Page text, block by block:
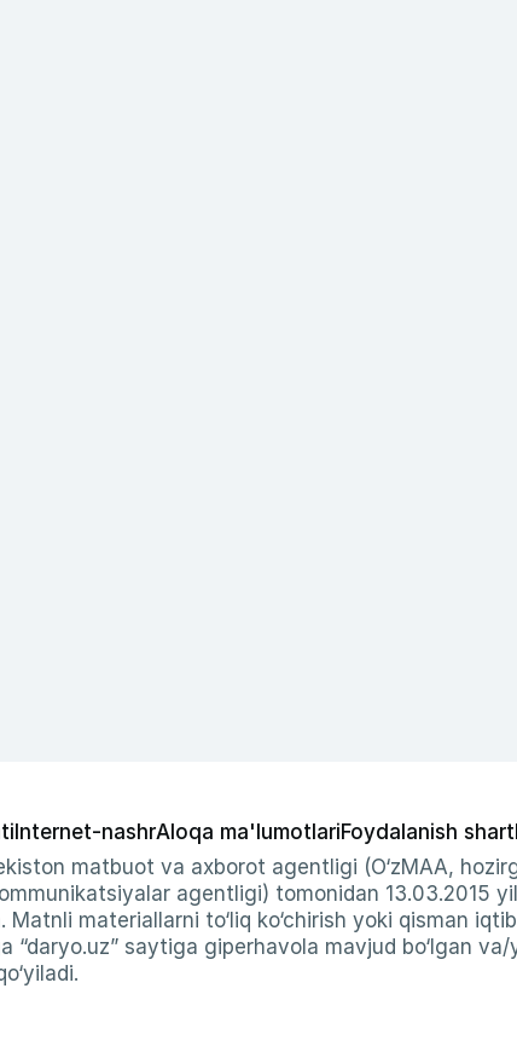
Internet-nashrAloqa ma'lumotlariFoydalanish
matbuot va axborot agentligi (O‘zMAA,
agentligi) tomonidan 13.03.2015
materiallarni to‘liq ko‘chirish yoki qisman
saytiga giperhavola mavjud bo‘lgan